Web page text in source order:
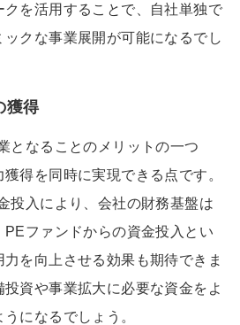
を活用することで、自社単独で
クな事業展開が可能になるでし
獲得
となることのメリットの一つ
得を同時に実現できる点です。
投入により、会社の財務基盤は
ファンドからの資金投入とい
を向上させる効果も期待できま
資や事業拡大に必要な資金をよ
になるでしょう。